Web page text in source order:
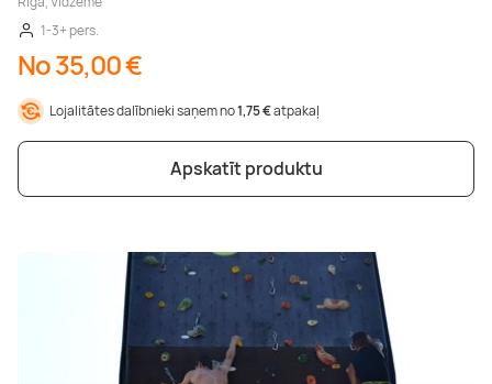
1-3+ pers.
No 35,00 €
Lojalitātes dalībnieki saņem no1,75 €atpakaļ
Apskatīt produktu